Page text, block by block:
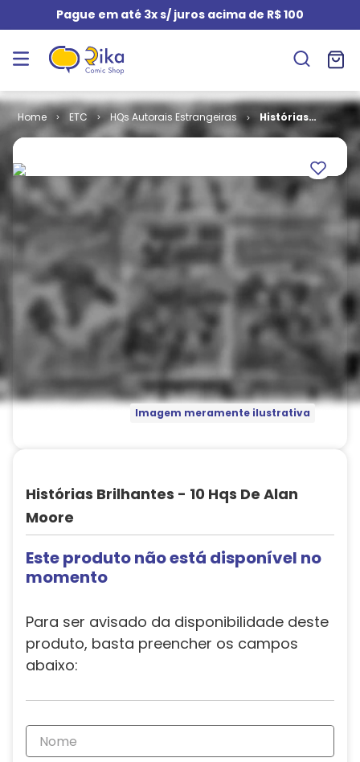
Pague em até 3x s/ juros acima de R$ 100
ETC HQs Autorais Estrangeiras
Histórias
Brilhantes - 10
Imagem meramente ilustrativa
Histórias Brilhantes - 10 Hqs De Alan
Moore
Este produto não está disponível no
momento
Para ser avisado da disponibilidade deste
produto, basta preencher os campos
abaixo: